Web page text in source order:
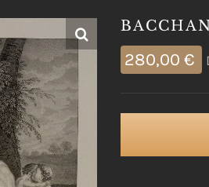
280,00 €